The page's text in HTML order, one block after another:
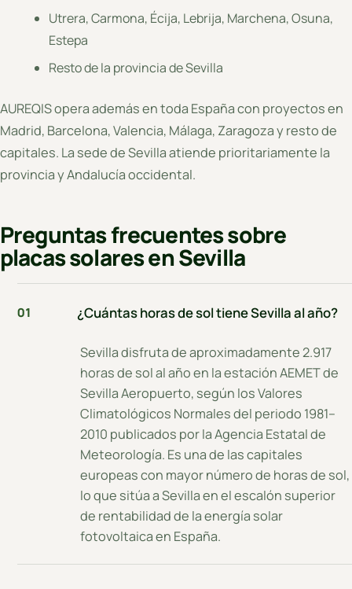
Utrera, Carmona, Écija, Lebrija, Marchena, Osuna,
Estepa
Resto de la provincia de Sevilla
AUREQIS opera además en toda España con proyectos en
Madrid, Barcelona, Valencia, Málaga, Zaragoza y resto de
capitales. La sede de Sevilla atiende prioritariamente la
provincia y Andalucía occidental.
Preguntas frecuentes sobre
placas solares en Sevilla
01 ¿Cuántas horas de sol tiene Sevilla al año?
Sevilla disfruta de aproximadamente 2.917
horas de sol al año en la estación AEMET de
Sevilla Aeropuerto, según los Valores
Climatológicos Normales del periodo 1981–
2010 publicados por la Agencia Estatal de
Meteorología. Es una de las capitales
europeas con mayor número de horas de sol,
lo que sitúa a Sevilla en el escalón superior
de rentabilidad de la energía solar
fotovoltaica en España.